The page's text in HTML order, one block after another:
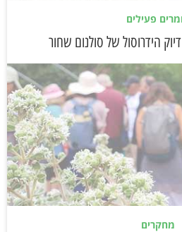
פעילים
הידרוסול של סולנום שחור
מחקרים